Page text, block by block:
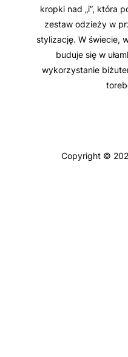
kropki nad „i”, która
zestaw odzieży w
stylizację. W świecie,
buduje się w
wykorzystanie
Copyright ©